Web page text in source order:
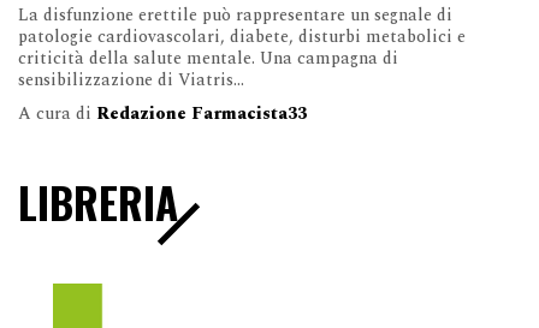
La disfunzione erettile può rappresentare un segnale di
patologie cardiovascolari, diabete, disturbi metabolici e
criticità della salute mentale. Una campagna di
sensibilizzazione di Viatris...
A cura di Redazione Farmacista33
LIBRERIA